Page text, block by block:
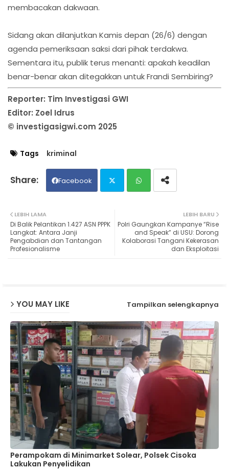
membacakan dakwaan.
Sidang akan dilanjutkan Kamis depan (26/6) dengan
agenda pemeriksaan saksi dari pihak terdakwa.
Sementara itu, publik terus menanti: apakah keadilan
benar-benar akan ditegakkan untuk Frandi Sembiring?
Reporter: Tim Investigasi GWI
Editor: Zoel Idrus
© investigasigwi.com 2025
Tags kriminal
Facebook
ter ats
LEBIH BARU
Polri Gaungkan Kampanye “Rise
and Speak” di USU: Dorong
Kolaborasi Tangani Kekerasan
dan Eksploitasi
LEBIH LAMA
Di Balik Pelantikan 1.427 ASN PPPK
Langkat: Antara Janji
Pengabdian dan Tantangan
Profesionalisme
YOU MAY LIKE Tampilkan selengkapnya
Perampokam di Minimarket Solear, Polsek Cisoka
Lakukan Penyelidikan